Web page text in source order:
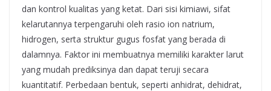
dan kontrol kualitas yang ketat. Dari sisi kimiawi, sifat
kelarutannya terpengaruhi oleh rasio ion natrium,
hidrogen, serta struktur gugus fosfat yang berada di
dalamnya. Faktor ini membuatnya memiliki karakter larut
yang mudah prediksinya dan dapat teruji secara
kuantitatif. Perbedaan bentuk, seperti anhidrat, dehidrat,